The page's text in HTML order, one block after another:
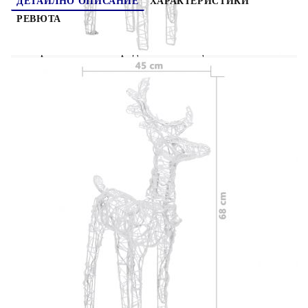
РЕВЮТА
Украсете вашата градина или къща с тази
уникална колекция. Тази коледна украса с 2
елена и шейна, съчетана със студена бяла
светлина, разкрива истинската красота на
сезона! Изработен от акрил и PVC около
метална рамка, този светещ северен елен е
идеално устойчив на атмосферни влияния през
празничния сезон. Предварително е осветен със
160 LED лампи, които са енергийно ефективни
и дълготрайни. Забележка:Продуктът има USB
конектор, но не е включен сертифициран
източник на захранване от 5V USB Включеното
USB не е водоустойчиво, така че тази част
трябва да избягва водата, но благодарение на 5-
метровия кабел украсата може да се използва на
открито, тъй като кабелът и продуктът са
водоустойчиви.
Цветна температура: Студена светлина
Материал: Акрил, стомана, PVC